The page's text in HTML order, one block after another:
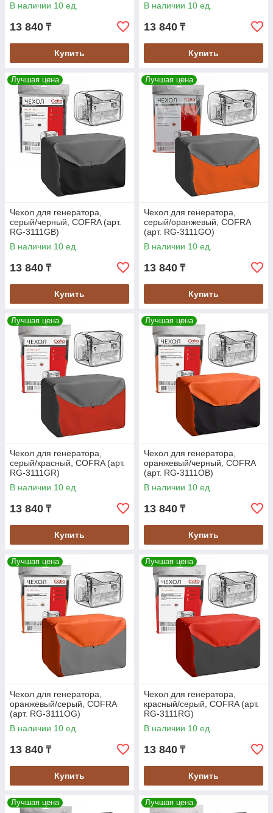
В наличии 10 ед.
13 840 ₸
Купить
В наличии 10 ед.
13 840 ₸
Купить
Лучшая цена
Чехол для генератора,
серый/черный, COFRA (арт.
RG-3111GB)
В наличии 10 ед.
13 840 ₸
Купить
Лучшая цена
Чехол для генератора,
серый/оранжевый, COFRA
(арт. RG-3111GO)
В наличии 10 ед.
13 840 ₸
Купить
Лучшая цена
Чехол для генератора,
серый/красный, COFRA (арт.
RG-3111GR)
В наличии 10 ед.
13 840 ₸
Купить
Лучшая цена
Чехол для генератора,
оранжевый/черный, COFRA
(арт. RG-3111OB)
В наличии 10 ед.
13 840 ₸
Купить
Лучшая цена
Чехол для генератора,
оранжевый/серый, COFRA
(арт. RG-3111OG)
В наличии 10 ед.
13 840 ₸
Купить
Лучшая цена
Чехол для генератора,
красный/серый, COFRA (арт.
RG-3111RG)
В наличии 10 ед.
13 840 ₸
Купить
Лучшая цена Лучшая цена